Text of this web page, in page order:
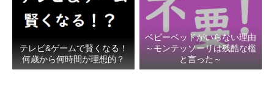
テレビ&ゲームで賢くなる！
何歳から何時間が理想的？
ベビーベッドがいらない理由
～モンテッソーリは残酷な檻
と言った～